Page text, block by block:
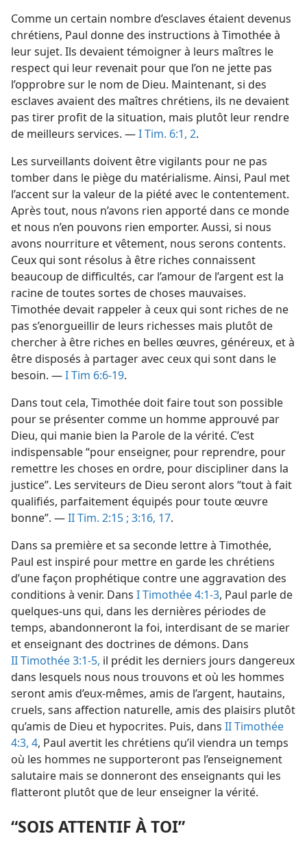
Comme un certain nombre d’esclaves étaient devenus
chrétiens, Paul donne des instructions à Timothée à
leur sujet. Ils devaient témoigner à leurs maîtres le
respect qui leur revenait pour que l’on ne jette pas
l’opprobre sur le nom de Dieu. Maintenant, si des
esclaves avaient des maîtres chrétiens, ils ne devaient
pas tirer profit de la situation, mais plutôt leur rendre
de meilleurs services. —I Tim. 6:1, 2.
Les surveillants doivent être vigilants pour ne pas
tomber dans le piège du matérialisme. Ainsi, Paul met
l’accent sur la valeur de la piété avec le contentement.
Après tout, nous n’avons rien apporté dans ce monde
et nous n’en pouvons rien emporter. Aussi, si nous
avons nourriture et vêtement, nous serons contents.
Ceux qui sont résolus à être riches connaissent
beaucoup de difficultés, car l’amour de l’argent est la
racine de toutes sortes de choses mauvaises.
Timothée devait rappeler à ceux qui sont riches de ne
pas s’enorgueillir de leurs richesses mais plutôt de
chercher à être riches en belles œuvres, généreux, et à
être disposés à partager avec ceux qui sont dans le
besoin. —I Tim 6:6-19.
Dans tout cela, Timothée doit faire tout son possible
pour se présenter comme un homme approuvé par
Dieu, qui manie bien la Parole de la vérité. C’est
indispensable “pour enseigner, pour reprendre, pour
remettre les choses en ordre, pour discipliner dans la
justice”. Les serviteurs de Dieu seront alors “tout à fait
qualifiés, parfaitement équipés pour toute œuvre
bonne”. —II Tim. 2:15 ; 3:16, 17.
Dans sa première et sa seconde lettre à Timothée,
Paul est inspiré pour mettre en garde les chrétiens
d’une façon prophétique contre une aggravation des
conditions à venir. Dans I Timothée 4:1-3, Paul parle de
quelques-uns qui, dans les dernières périodes de
temps, abandonneront la foi, interdisant de se marier
et enseignant des doctrines de démons. Dans
II Timothée 3:1-5, il prédit les derniers jours dangereux
dans lesquels nous nous trouvons et où les hommes
seront amis d’eux-​mêmes, amis de l’argent, hautains,
cruels, sans affection naturelle, amis des plaisirs plutôt
qu’amis de Dieu et hypocrites. Puis, dans II Timothée
4:3, 4, Paul avertit les chrétiens qu’il viendra un temps
où les hommes ne supporteront pas l’enseignement
salutaire mais se donneront des enseignants qui les
flatteront plutôt que de leur enseigner la vérité.
“SOIS ATTENTIF À TOI”